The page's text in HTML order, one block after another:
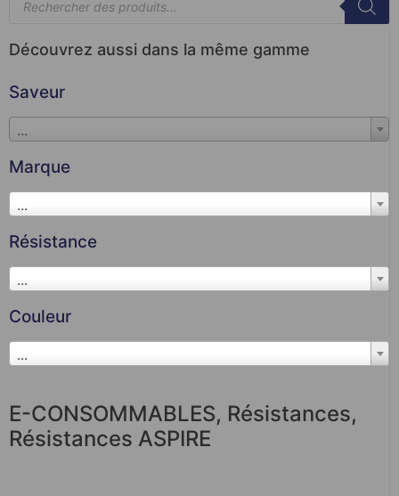
Découvrez aussi dans la même gamme
Saveur
...
Marque
...
Résistance
...
Couleur
...
E-CONSOMMABLES, Résistances,
Résistances ASPIRE